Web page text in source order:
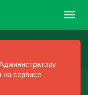
на сервисе